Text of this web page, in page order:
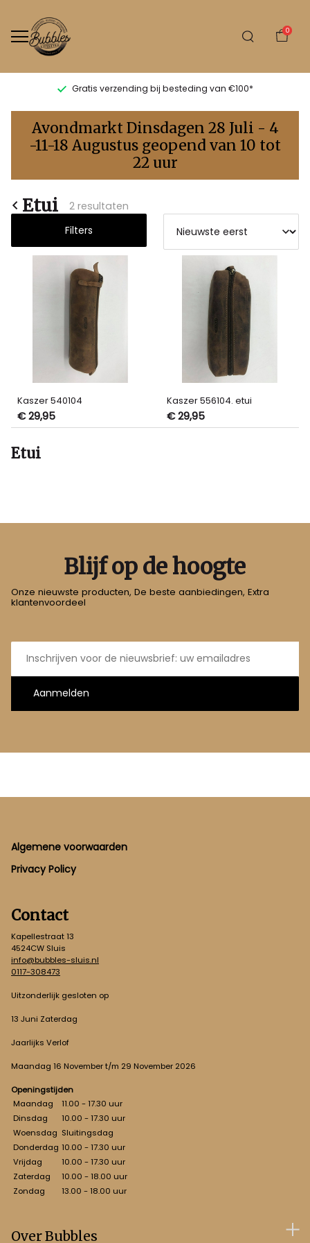
0
Gratis verzending bij besteding van €100*
Etui
Bubbles
Sluis
Avondmarkt Dinsdagen 28 Juli - 4
-11-18 Augustus geopend van 10 tot
22 uur
Etui
2 resultaten
Filters
Kaszer 540104
€ 29,95
Kaszer 556104. etui
€ 29,95
Etui
Blijf op de hoogte
Onze nieuwste producten, De beste aanbiedingen, Extra
klantenvoordeel
E-
mailadres
Aanmelden
Footer
Algemene voorwaarden
Privacy Policy
Contact
Kapellestraat 13
4524CW Sluis
info@bubbles-sluis.nl
0117-308473
Uitzonderlijk gesloten op
13 Juni Zaterdag
Jaarlijks Verlof
Maandag 16 November t/m 29 November 2026
Openingstijden
Maandag
11.00 - 17.30 uur
Dinsdag
10.00 - 17.30 uur
Woensdag Sluitingsdag
Donderdag 10.00 - 17.30 uur
Vrijdag
10.00 - 17.30 uur
Zaterdag
10.00 - 18.00 uur
Zondag
13.00 - 18.00 uur
Over Bubbles